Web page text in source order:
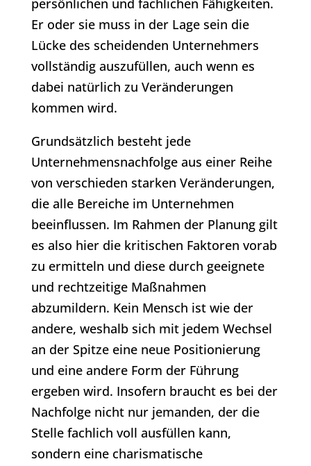
persönlichen und fachlichen Fähigkeiten.
Er oder sie muss in der Lage sein die
Lücke des scheidenden Unternehmers
vollständig auszufüllen, auch wenn es
dabei natürlich zu Veränderungen
kommen wird.
Grundsätzlich besteht jede
Unternehmensnachfolge aus einer Reihe
von verschieden starken Veränderungen,
die alle Bereiche im Unternehmen
beeinflussen. Im Rahmen der Planung gilt
es also hier die kritischen Faktoren vorab
zu ermitteln und diese durch geeignete
und rechtzeitige Maßnahmen
abzumildern. Kein Mensch ist wie der
andere, weshalb sich mit jedem Wechsel
an der Spitze eine neue Positionierung
und eine andere Form der Führung
ergeben wird. Insofern braucht es bei der
Nachfolge nicht nur jemanden, der die
Stelle fachlich voll ausfüllen kann,
sondern eine charismatische